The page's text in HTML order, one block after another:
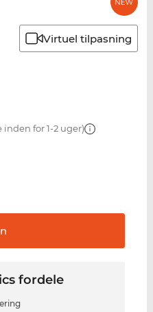
Virtuel tilpasning
inden for 1-2 uger)
fordele